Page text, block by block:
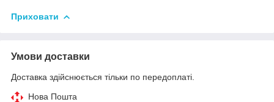
Приховати
Умови доставки
Доставка здійснюється тільки по передоплаті.
Нова Пошта